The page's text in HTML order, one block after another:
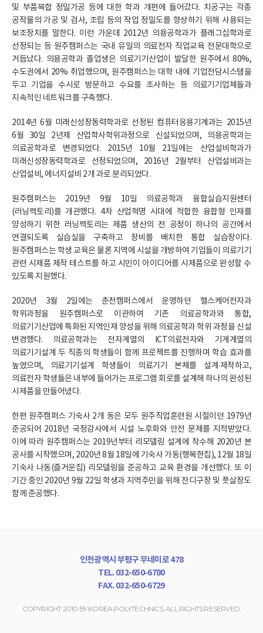
및 부품복합 정밀가공 등에 대한 학과 개편에 들어갔다. 치공구는 각종
공작물의 가공 및 검사, 조립 등의 작업 정밀도를 향상하기 위해 사용되는
보조장치를 말한다. 이런 가운데 2012년 의용공학과가 플래그십학과로
선정되는 등 원주캠퍼스는 국내 유일의 의료전자 직업교육 전문대학으로
거듭났다. 의용공학과 졸업생은 의료기기산업이 발달한 원주에서 80%,
수도권에서 20% 취업했으며, 원주캠퍼스는 대학 내에 기업전담시스템을
두고 기업을 수시로 방문하고 수요를 조사하는 등 의료기기업체들과
지속적인 네트워크를 구축했다.
2014년 6월 미래신성장동력학과로 선정된 컴퓨터응용기계과는 2015년
6월 30일 2년제 산업학사학위과정으로 신설되었으며, 의용공학과는
의료공학과로 변경되었다. 2015년 10월 21일에는 산업설비학과가
미래신성장동력학과로 선정되었으며, 2016년 2월부터 산업설비과는
산업설비, 에너지설비 2개 과로 분리되었다.
원주캠퍼스는 2019년 9월 10일 의료공학과 융합실습지원센터
(러닝팩토리)를 개관했다. 4차 산업혁명 시대에 적합한 융합형 인재를
양성하기 위한 러닝팩토리는 제품 생산의 전 공정이 하나의 공간에서
연결되도록 실습실을 구축하고 장비를 배치한 통합 실습장이다.
원주캠퍼스는 학생 교육은 물론 지역에 시설을 개방하여 기업들이 의료기기
관련 시제품 제작 테스트를 하고 시민이 아이디어를 시제품으로 완성할 수
있도록 지원했다.
2020년 3월 2일에는 춘천캠퍼스에서 운영하던 헬스케어전자과
학위과정을 원주캠퍼스로 이관하여 기존 의료공학과와 통합,
의료기기산업에 특화된 지역인재 양성을 위해 의료공학과 학위 과정을 신설
변경했다. 의료공학과는 전자계열의 ICT의료전자와 기계계열의
의료기기설계 두 직종의 학생들이 함께 프로젝트를 진행하며 학습 효과를
높였으며, 의료기기설계 학생들이 의료기기 본체를 설계·제작하고,
의료전자 학생들은 내부에 들어가는 프로그램 회로를 설계해 하나의 완성된
시제품을 만들어냈다.
한편 원주캠퍼스 기숙사 2개 동은 모두 원주직업훈련원 시절이던 1979년
준공되어 2018년 국정감사에서 시설 노후화와 안전 문제를 지적받았다.
이에 따라 원주캠퍼스는 2019년부터 리모델링 설계에 착수해 2020년 본
공사를 시작했으며, 2020년 8월 18일에 기숙사 가동(행복한집), 12월 18일
기숙사 나동(즐거운집) 리모델링을 준공하고 교육 환경을 개선했다. 또 이
기간 중인 2020년 9월 22일 학생과 지역주민을 위해 잔디구장 및 풋살장도
함께 준공했다.
인천광역시 부평구 무네미로 478
TEL. 032-650-6780
FAX. 032-650-6729
COPYRIGHT 2010 BY KOREA POLYTECHNICS. ALL RIGHTS RESERVED.